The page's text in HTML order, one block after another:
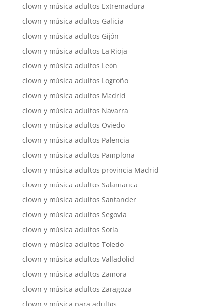
clown y música adultos Extremadura
clown y música adultos Galicia
clown y música adultos Gijón
clown y música adultos La Rioja
clown y música adultos León
clown y música adultos Logroño
clown y música adultos Madrid
clown y música adultos Navarra
clown y música adultos Oviedo
clown y música adultos Palencia
clown y música adultos Pamplona
clown y música adultos provincia Madrid
clown y música adultos Salamanca
clown y música adultos Santander
clown y música adultos Segovia
clown y música adultos Soria
clown y música adultos Toledo
clown y música adultos Valladolid
clown y música adultos Zamora
clown y música adultos Zaragoza
clown y música para adultos